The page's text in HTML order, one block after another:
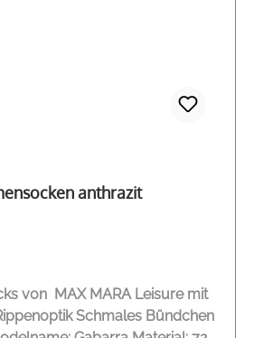
- Damensocken anthrazit
von MAX MARA Leisure mit